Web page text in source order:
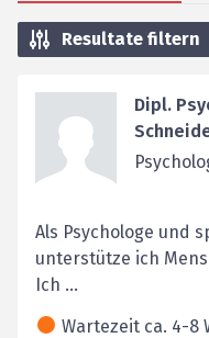
Resultate filtern
Dipl.
Als Psychologe und
unterstütze ich
Ich ...
Wartezeit ca. 4-8